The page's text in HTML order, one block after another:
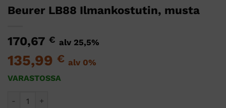
Beurer LB88 Ilmankostutin, musta
170,67 € alv 25,5%
135,99 € alv 0%
VARASTOSSA